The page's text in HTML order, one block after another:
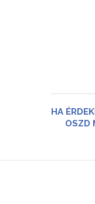
HA
OSZD